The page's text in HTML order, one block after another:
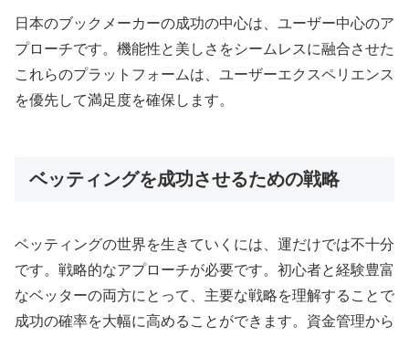
日本のブックメーカーの成功の中心は、ユーザー中心のア
プローチです。機能性と美しさをシームレスに融合させた
これらのプラットフォームは、ユーザーエクスペリエンス
を優先して満足度を確保します。
ベッティングを成功させるための戦略
ベッティングの世界を生きていくには、運だけでは不十分
です。戦略的なアプローチが必要です。初心者と経験豊富
なベッターの両方にとって、主要な戦略を理解することで
成功の確率を大幅に高めることができます。資金管理から